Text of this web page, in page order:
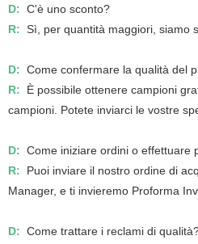
D: C'è uno sconto?
R: Sì, per quantità maggiori, siamo
D: Come confermare la qualità del
R:
È possibile ottenere campioni
campioni. Potete inviarci le vostre
D: Come iniziare ordini o effettuare
R:
Puoi inviare il nostro ordine di
Manager, e ti invieremo Proforma
D: Come trattare i reclami di